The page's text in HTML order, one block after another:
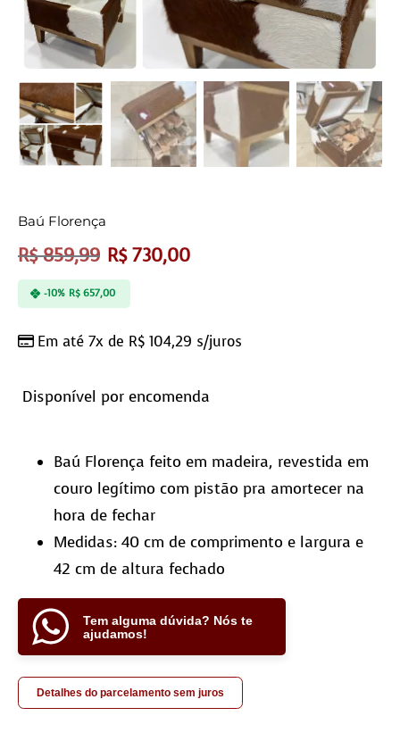
Baú Florença
R$859,99 R$730,00
Em até 7x de R$ 104,29 s/juros
-10% R$657,00
Disponível por encomenda
Baú Florença feito em madeira, revestida em
couro legítimo com pistão pra amortecer na
hora de fechar
Medidas: 40 cm de comprimento e largura e
42 cm de altura fechado
Tem alguma dúvida? Nós te
ajudamos!
Detalhes do parcelamento sem juros